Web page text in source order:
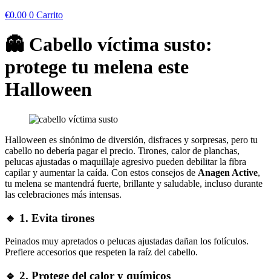
€0.00 0 Carrito
👻 Cabello víctima susto:
protege tu melena este
Halloween
Halloween es sinónimo de diversión, disfraces y sorpresas, pero tu
cabello no debería pagar el precio. Tirones, calor de planchas,
pelucas ajustadas o maquillaje agresivo pueden debilitar la fibra
capilar y aumentar la caída. Con estos consejos de Anagen Active,
tu melena se mantendrá fuerte, brillante y saludable, incluso durante
las celebraciones más intensas.
🔹 1. Evita tirones
Peinados muy apretados o pelucas ajustadas dañan los folículos.
Prefiere accesorios que respeten la raíz del cabello.
🔹 2. Protege del calor y químicos